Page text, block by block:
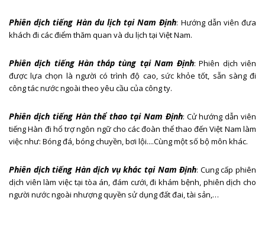
Phiên dịch tiếng Hàn du lịch tại Nam Định: Hướng dẫn viên đưa
khách đi các điểm thăm quan và du lịch tại Việt Nam.
Phiên dịch tiếng Hàn tháp tùng tại Nam Định: Phiên dịch viên
được lựa chọn là người có trình độ cao, sức khỏe tốt, sẵn sàng đi
công tác nước ngoài theo yêu cầu của công ty.
Phiên dịch tiếng Hàn thể thao tại Nam Định: Cử hướng dẫn viên
tiếng Hàn đi hổ trợ ngôn ngữ cho các đoàn thể thao đến Việt Nam làm
việc như: Bóng đá, bóng chuyền, bơi lội....Cùng một số bộ môn khác.
Phiên dịch tiếng Hàn dịch vụ khác tại Nam Định: Cung cấp phiên
dịch viên làm việc tại tòa án, đám cưới, đi khám bệnh, phiên dịch cho
người nước ngoài nhượng quyền sử dụng đất đai, tài sản,…